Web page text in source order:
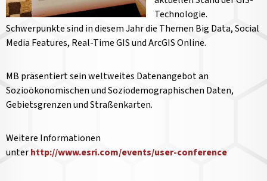
Technologie.
Schwerpunkte sind in diesem Jahr die Themen Big Data, Social
Media Features, Real-Time GIS und ArcGIS Online.
MB präsentiert sein weltweites Datenangebot an
Sozioökonomischen und Soziodemographischen Daten,
Gebietsgrenzen und Straßenkarten.
Weitere Informationen
unterhttp://www.esri.com/events/user-conference